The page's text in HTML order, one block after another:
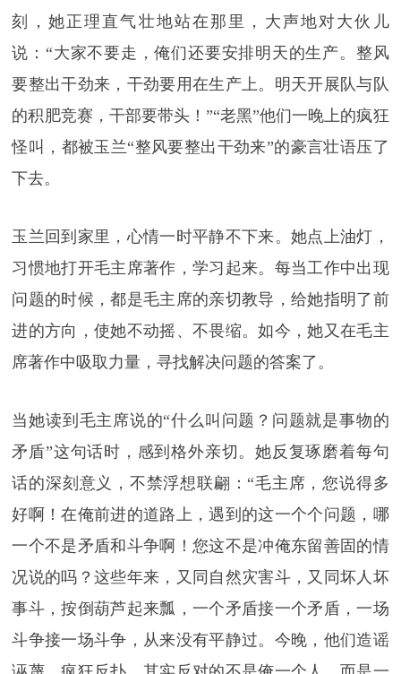
刻，她正理直气壮地站在那里，大声地对大伙儿
说：“大家不要走，俺们还要安排明天的生产。整风
要整出干劲来，干劲要用在生产上。明天开展队与队
的积肥竞赛，干部要带头！”“老黑”他们一晚上的疯狂
怪叫，都被玉兰“整风要整出干劲来”的豪言壮语压了
下去。
玉兰回到家里，心情一时平静不下来。她点上油灯，
习惯地打开毛主席著作，学习起来。每当工作中出现
问题的时候，都是毛主席的亲切教导，给她指明了前
进的方向，使她不动摇、不畏缩。如今，她又在毛主
席著作中吸取力量，寻找解决问题的答案了。
当她读到毛主席说的“什么叫问题？问题就是事物的
矛盾”这句话时，感到格外亲切。她反复琢磨着每句
话的深刻意义，不禁浮想联翩：“毛主席，您说得多
好啊！在俺前进的道路上，遇到的这一个个问题，哪
一个不是矛盾和斗争啊！您这不是冲俺东留善固的情
况说的吗？这些年来，又同自然灾害斗，又同坏人坏
事斗，按倒葫芦起来瓢，一个矛盾接一个矛盾，一场
斗争接一场斗争，从来没有平静过。今晚，他们造谣